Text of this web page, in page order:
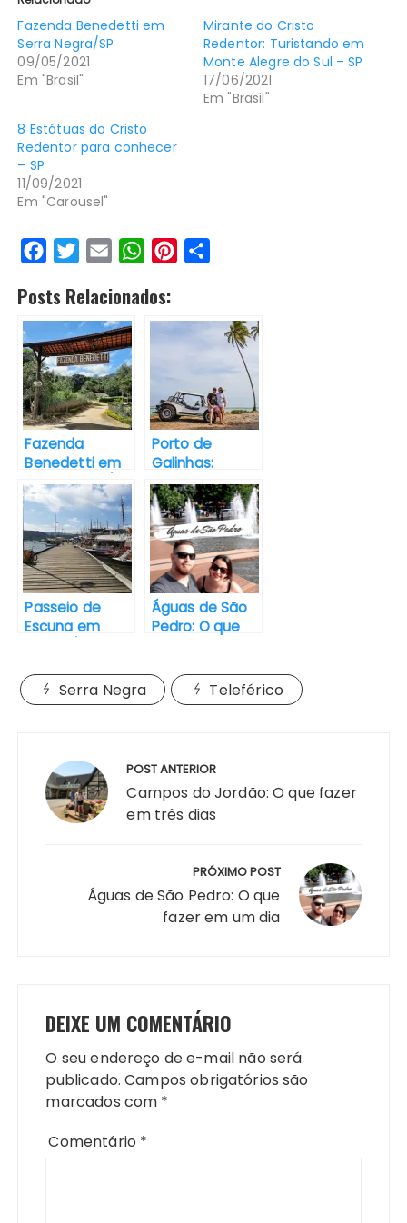
Fazenda Benedetti em
Serra Negra/SP
09/05/2021
Em "Brasil"
Mirante do Cristo
Redentor: Turistando em
Monte Alegre do Sul – SP
17/06/2021
Em "Brasil"
8 Estátuas do Cristo
Redentor para conhecer
– SP
11/09/2021
Em "Carousel"
c
e
b
o
o
k
i
t
t
e
r
a
i
l
W
a
t
A
p
p
t
e
s
t
r
e
Posts Relacionados:
Fazenda
Benedetti em
Serra Negra/SP
Porto de
Galinhas:
Passeio de
Buggy de
Ponta a Ponta
Passeio de
Escuna em
paradisíacas
incríveis
Águas de São
Pedro: O que
Serra Negra Teleférico
POST ANTERIOR
Campos do Jordão: O que fazer
em três dias
PRÓXIMO POST
Águas de São Pedro: O que
fazer em um dia
DEIXE UM COMENTÁRIO
O seu endereço de e-mail não será
publicado. Campos obrigatórios são
marcados com *
Comentário *